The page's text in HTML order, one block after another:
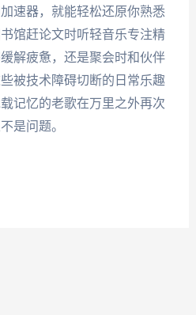
速器，就能轻松还原你熟悉
馆赶论文时听轻音乐专注精
解疲惫，还是聚会时和伙伴
被技术障碍切断的日常乐趣
记忆的老歌在万里之外再次
是问题。